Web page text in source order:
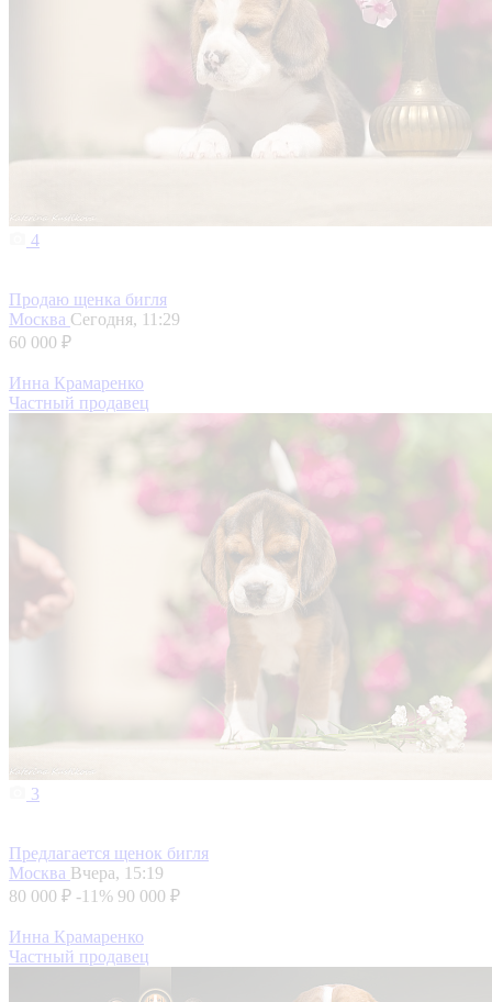
4
Продаю щенка бигля
Москва Сегодня, 11:29
60 000 ₽
Инна Крамаренко
Частный продавец
3
Предлагается щенок бигля
Москва Вчера, 15:19
80 000 ₽ -11% 90 000 ₽
Инна Крамаренко
Частный продавец